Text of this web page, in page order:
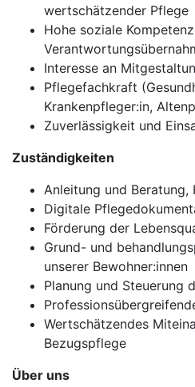
wertschätzender Pflege
Hohe soziale
Interesse an
Pflegefachkraft
Krankenpfleger:in,
Zuverlässigkeit und
Zuständigkeiten
Anleitung und
Digitale
Förderung der
Grund- und
unserer Bewohner:innen
Planung und Steuerung
Wertschätzendes
Bezugspflege
Über uns